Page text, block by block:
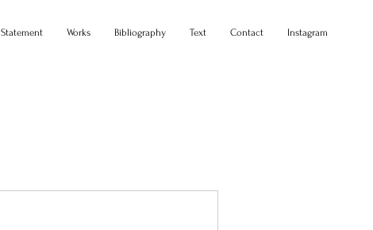
Statement Works Bibliography Text Contact Instagram